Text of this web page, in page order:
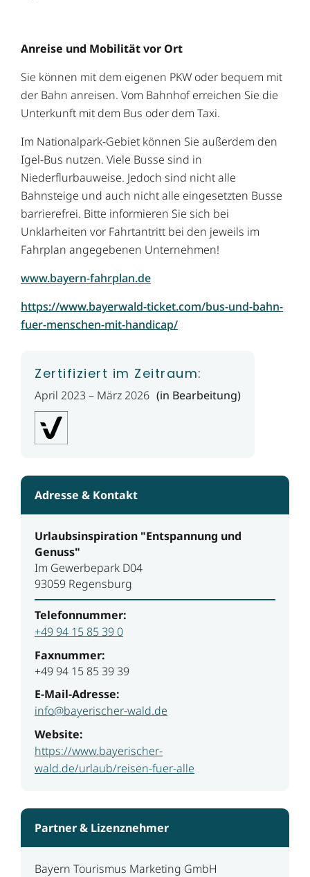
Anreise und Mobilität vor Ort
Sie können mit dem eigenen PKW oder bequem mit
der Bahn anreisen. Vom Bahnhof erreichen Sie die
Unterkunft mit dem Bus oder dem Taxi.
Im Nationalpark-Gebiet können Sie außerdem den
Igel-Bus nutzen. Viele Busse sind in
Niederflurbauweise. Jedoch sind nicht alle
Bahnsteige und auch nicht alle eingesetzten Busse
barrierefrei. Bitte informieren Sie sich bei
Unklarheiten vor Fahrtantritt bei den jeweils im
Fahrplan angegebenen Unternehmen!
www.bayern-fahrplan.de
https://www.bayerwald-ticket.com/bus-und-bahn-
fuer-menschen-mit-handicap/
Zertifiziert im Zeitraum:
April 2023 – März 2026 (in Bearbeitung)
Adresse & Kontakt
Urlaubsinspiration "Entspannung und
Genuss"
Im Gewerbepark D04
93059 Regensburg
Telefonnummer:
+49 94 15 85 39 0
Faxnummer:
+49 94 15 85 39 39
E-Mail-Adresse:
info@bayerischer-wald.de
Website:
https://www.bayerischer-
wald.de/urlaub/reisen-fuer-alle
Partner & Lizenznehmer
Bayern Tourismus Marketing GmbH